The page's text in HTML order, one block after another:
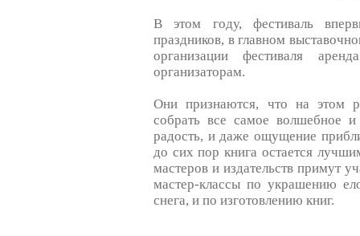
В этом году, фестиваль
праздников, в главном
организации фестиваля
организаторам.
Они признаются, что на этом
собрать все самое волшебное
радость, и даже ощущение
до сих пор книга остается
мастеров и издательств примут
мастер-классы по украшению
снега, и по изготовлению книг.